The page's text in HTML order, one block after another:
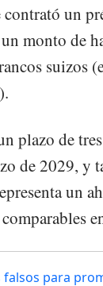
un
monto de
suizos
plazo de
de 2029, y
un
para